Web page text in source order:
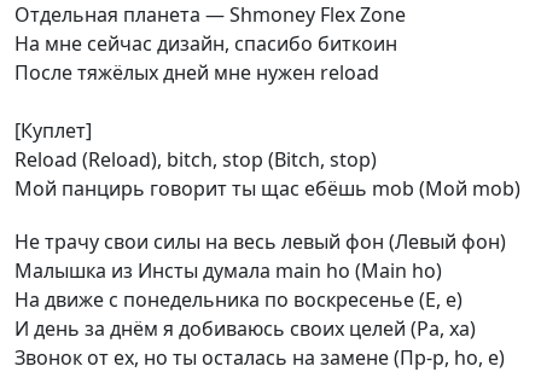
Отдельная планета — Shmoney Flex Zone
На мне сейчас дизайн, спасибо биткоин
После тяжёлых дней мне нужен reload
[Куплет]
Reload (Reload), bitch, stop (Bitch, stop)
Мой панцирь говорит ты щас ебёшь mob (Мой mob)
Не трачу свои силы на весь левый фон (Левый фон)
Малышка из Инсты думала main ho (Main ho)
На движе с понедельника по воскресенье (Е, е)
И день за днём я добиваюсь своих целей (Ра, ха)
Звонок от ex, но ты осталась на замене (Пр-р, ho, е)